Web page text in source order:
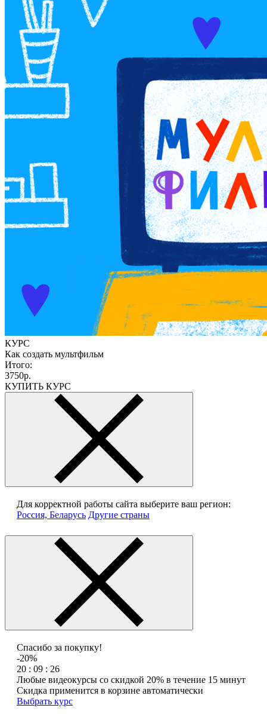
КУРС
Как создать мультфильм
Итого:
3750р.
КУПИТЬ КУРС
Для корректной работы сайта выберите ваш регион:
Россия, Беларусь Другие страны
Спасибо за покупку!
-20%
20 : 09 : 26
Любые видеокурсы со скидкой 20% в течение 15 минут
Скидка применится в корзине автоматически
Выбрать курс